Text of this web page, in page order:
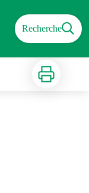
Recherche
Imprimer